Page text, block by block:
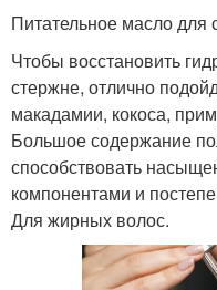
Питательное масло для
Чтобы восстановить
стержне, отлично
макадамии, кокоса,
Большое содержание
способствовать
компонентами и
Для жирных волос.